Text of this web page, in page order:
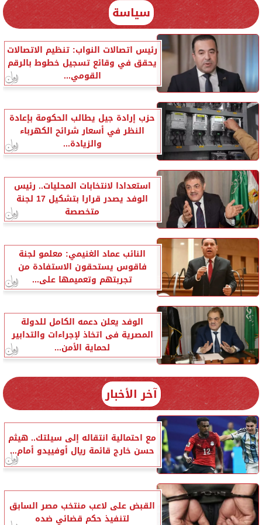
سياسة
رئيس اتصالات النواب: تنظيم الاتصالات
يحقق في وقائع تسجيل خطوط بالرقم
القومي...
حزب إرادة جيل يطالب الحكومة بإعادة
النظر في أسعار شرائح الكهرباء
والزيادة...
استعدادا لانتخابات المحليات.. رئيس
الوفد يصدر قرارا بتشكيل 17 لجنة
متخصصة
النائب عماد الغنيمي: معلمو لجنة
فاقوس يستحقون الاستفادة من
تجربتهم وتعميمها على...
الوفد يعلن دعمه الكامل للدولة
المصرية فى اتخاذ لإجراءات والتدابير
لحماية الأمن...
آخر الأخبار
مع احتمالية انتقاله إلى سيلتك.. هيثم
حسن خارج قائمة ريال أوفييدو أمام...
القبض على لاعب منتخب مصر السابق
لتنفيذ حكم قضائي ضده